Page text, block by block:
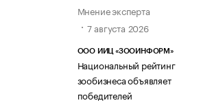
Мнение эксперта
7 августа 2026
ООО ИИЦ «ЗООИНФОРМ»
Национальный рейтинг
зообизнеса объявляет
победителей